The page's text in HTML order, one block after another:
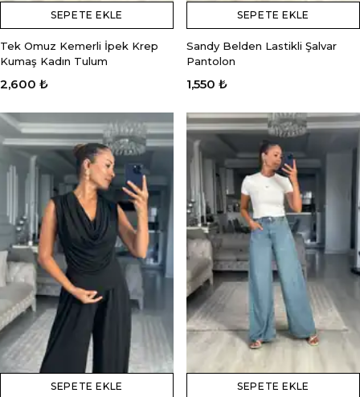
SEPETE EKLE
Tek Omuz Kemerli İpek Krep
Kumaş Kadın Tulum
2,600 ₺
SEPETE EKLE
Sandy Belden Lastikli Şalvar
Pantolon
1,550 ₺
SEPETE EKLE SEPETE EKLE